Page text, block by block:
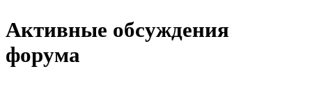
Активные обсуждения
форума